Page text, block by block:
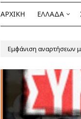
ΑΡΧΙΚΗ ΕΛΛΑΔΑ
Εμφάνιση αναρτήσεων